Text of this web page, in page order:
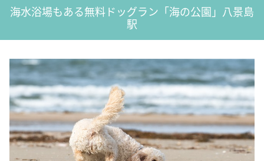
海水浴場もある無料ドッグラン「海の公園」八景島
駅